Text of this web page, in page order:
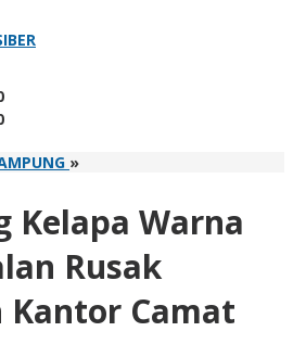
»Warga
Warna
Keluhkan
Jalan
Rusak
Berdekatan
Kantor
Kelapa Warna
Rusak
Camat